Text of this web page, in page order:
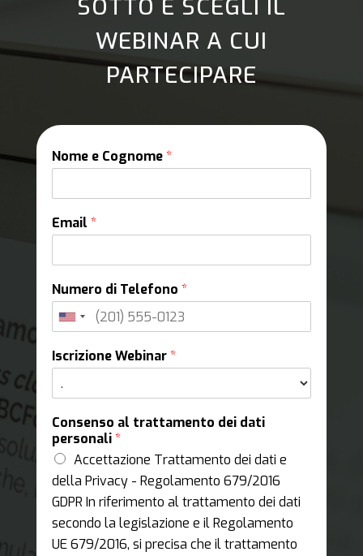
SOTTO E SCEGLI IL
WEBINAR A CUI
PARTECIPARE
Nome e Cognome*
Email *
Numero di Telefono *
Iscrizione Webinar*
Consenso al trattamento dei dati
personali*
Accettazione Trattamento dei dati e
della Privacy - Regolamento 679/2016
GDPR In riferimento al trattamento dei dati
secondo la legislazione e il Regolamento
UE 679/2016, si precisa che il trattamento